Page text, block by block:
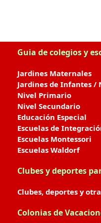
Guia de colegios y
Jardines Maternales
Jardines de Infantes /
Nivel Primario
Nivel Secundario
Educación Especial
Escuelas de
Escuelas Montessori
Escuelas Waldorf
Clubes y deportes
Clubes, deportes y
Colonias de